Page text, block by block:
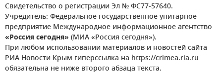
Свидетельство о регистрации Эл № ФС77-57640.
Учредитель: Федеральное государственное унитарное
предприятие Международное информационное агентство
«Россия сегодня» (МИА «Россия сегодня»).
При любом использовании материалов и новостей сайта
РИА Новости Крым гиперссылка на https://crimea.ria.ru
обязательна не ниже второго абзаца текста.